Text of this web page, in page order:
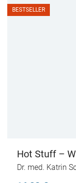
BESTSELLER
Hot Stuff –
Dr. med. Katrin